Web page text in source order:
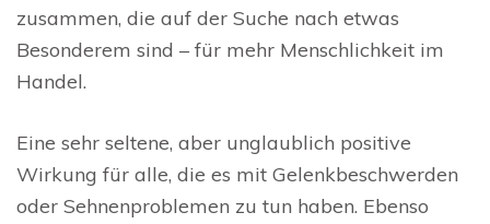
zusammen, die auf der Suche nach etwas
Besonderem sind – für mehr Menschlichkeit im
Handel.
Eine sehr seltene, aber unglaublich positive
Wirkung für alle, die es mit Gelenkbeschwerden
oder Sehnenproblemen zu tun haben. Ebenso